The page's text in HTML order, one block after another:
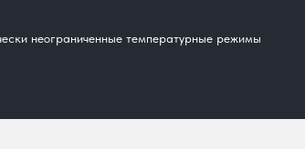
неограниченные температурные режимы